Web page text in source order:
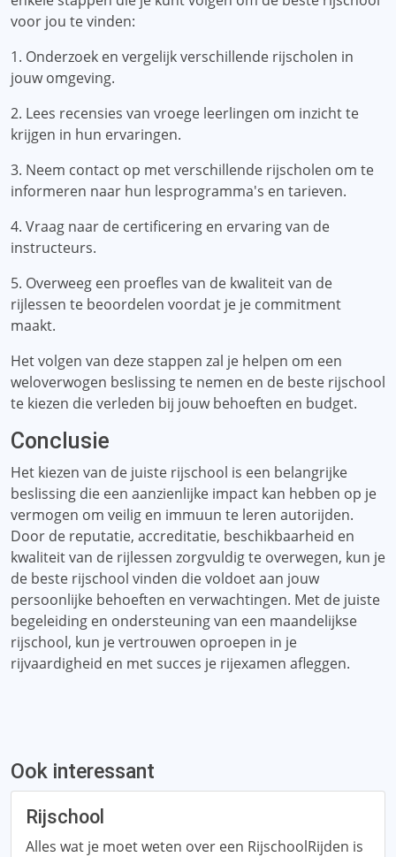
voor jou te vinden:
1. Onderzoek en vergelijk verschillende rijscholen in
jouw omgeving.
2. Lees recensies van vroege leerlingen om inzicht te
krijgen in hun ervaringen.
3. Neem contact op met verschillende rijscholen om te
informeren naar hun lesprogramma's en tarieven.
4. Vraag naar de certificering en ervaring van de
instructeurs.
5. Overweeg een proefles van de kwaliteit van de
rijlessen te beoordelen voordat je je commitment
maakt.
Het volgen van deze stappen zal je helpen om een ​​
weloverwogen beslissing te nemen en de beste rijschool
te kiezen die verleden bij jouw behoeften en budget.
Conclusie
Het kiezen van de juiste rijschool is een belangrijke
beslissing die een aanzienlijke impact kan hebben op je
vermogen om veilig en immuun te leren autorijden.
Door de reputatie, accreditatie, beschikbaarheid en
kwaliteit van de rijlessen zorgvuldig te overwegen, kun je
de beste rijschool vinden die voldoet aan jouw
persoonlijke behoeften en verwachtingen. Met de juiste
begeleiding en ondersteuning van een maandelijkse
rijschool, kun je vertrouwen oproepen in je
rijvaardigheid en met succes je rijexamen afleggen.
Ook interessant
Rijschool
Alles wat je moet weten over een RijschoolRijden is